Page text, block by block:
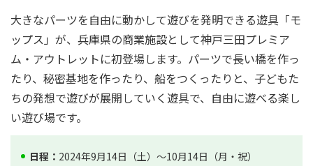
大きなパーツを自由に動かして遊びを発明できる遊具「モ
ップス」が、兵庫県の商業施設として神戸三田プレミア
ム・アウトレットに初登場します。パーツで長い橋を作っ
たり、秘密基地を作ったり、船をつくったりと、子どもた
ちの発想で遊びが展開していく遊具で、自由に遊べる楽し
い遊び場です。
日程： 2024年9月14日（土）～10月14日（月・祝）